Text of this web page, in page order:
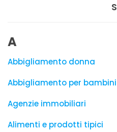
S
A
Abbigliamento donna
Abbigliamento per bambini
Agenzie immobiliari
Alimenti e prodotti tipici